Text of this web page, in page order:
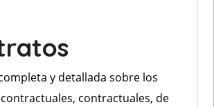
y detallada sobre los
contractuales, de